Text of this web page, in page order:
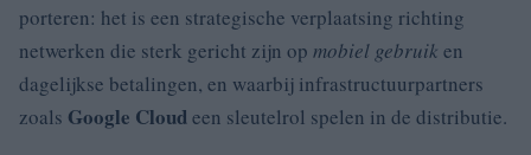
porteren: het is een strategische verplaatsing richting
netwerken die sterk gericht zijn op mobiel gebruik en
dagelijkse betalingen, en waarbij infrastructuurpartners
zoals Google Cloudeen sleutelrol spelen in de distributie.